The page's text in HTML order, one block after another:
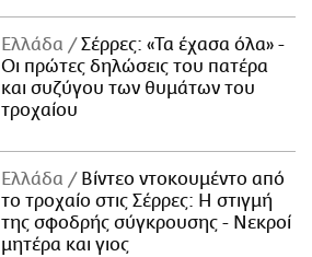
Ελλάδα
Σέρρες: «Τα έχασα όλα» -
Οι πρώτες δηλώσεις του πατέρα
και συζύγου των θυμάτων του
τροχαίου
Ελλάδα
Βίντεο ντοκουμέντο από
το τροχαίο στις Σέρρες: Η στιγμή
της σφοδρής σύγκρουσης - Νεκροί
μητέρα και γιος